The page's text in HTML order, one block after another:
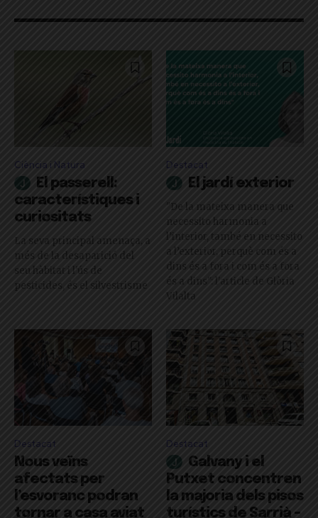
Ciència i Natura
El passerell:
característiques i
curiositats
La seva principal amenaça, a
més de la desaparició del
seu hàbitat i l'ús de
pesticides, és el silvestrisme
Destacat
El jardí exterior
"De la mateixa manera que
necessito harmonia a
l’interior, també en necessito
a l’exterior, perquè com és a
dins és a fora i com és a fora
és a dins": l'article de Glòria
Vilalta
Destacat
Nous veïns
afectats per
l’esvoranc podran
tornar a casa aviat
Destacat
Galvany i el
Putxet concentren
la majoria dels pisos
turístics de Sarrià –